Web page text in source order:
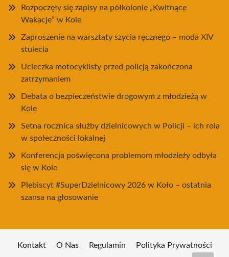
Rozpoczęły się zapisy na półkolonie „Kwitnące
Wakacje” w Kole
Zaproszenie na warsztaty szycia ręcznego – moda XIV
stulecia
Ucieczka motocyklisty przed policją zakończona
zatrzymaniem
Debata o bezpieczeństwie drogowym z młodzieżą w
Kole
Setna rocznica służby dzielnicowych w Policji – ich rola
w społeczności lokalnej
Konferencja poświęcona problemom młodzieży odbyła
się w Kole
Plebiscyt #SuperDzielnicowy 2026 w Koło – ostatnia
szansa na głosowanie
Kontakt O Nas Regulamin Polityka Prywatności